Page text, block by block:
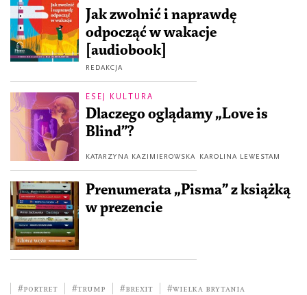
Jak zwolnić i naprawdę
odpocząć w wakacje
[audiobook]
REDAKCJA
ESEJ KULTURA
Dlaczego oglądamy „Love is
Blind”?
KATARZYNA KAZIMIEROWSKA KAROLINA LEWESTAM
Prenumerata „Pisma” z książką
w prezencie
#portret #Trump #brexit
#Wielka Brytania